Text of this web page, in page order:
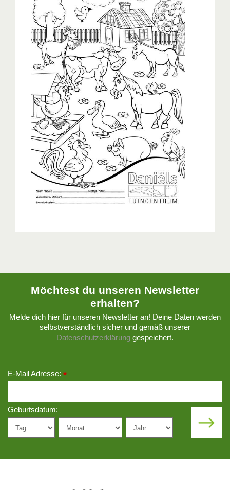
Möchtest du unseren Newsletter
erhalten?
Melde dich hier für unseren Newsletter an! Deine Daten werden
selbstverständlich sicher und gemäß unserer
Datenschutzerklärung gespeichert.
E-Mail Adresse: *
Geburtsdatum: